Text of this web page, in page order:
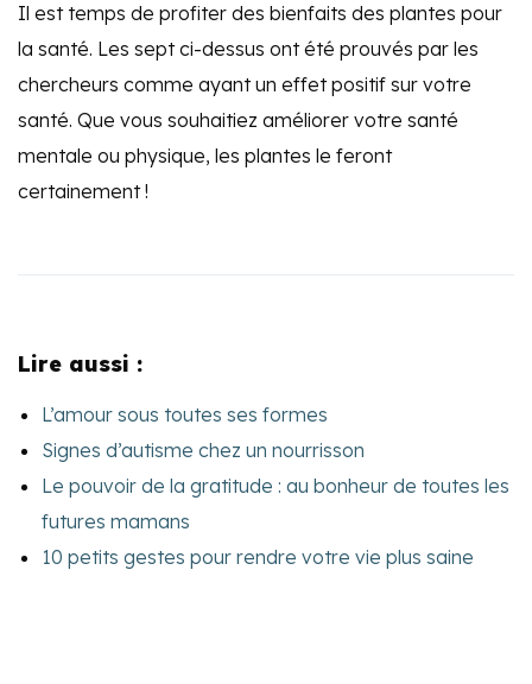
Il est temps de profiter des bienfaits des plantes pour
la santé. Les sept ci-dessus ont été prouvés par les
chercheurs comme ayant un effet positif sur votre
santé. Que vous souhaitiez améliorer votre santé
mentale ou physique, les plantes le feront
certainement !
Lire aussi :
L’amour sous toutes ses formes
Signes d’autisme chez un nourrisson
Le pouvoir de la gratitude : au bonheur de toutes les
futures mamans
10 petits gestes pour rendre votre vie plus saine